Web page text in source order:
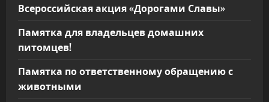
Всероссийская акция «Дорогами Славы»
Памятка для владельцев домашних
питомцев!
Памятка по ответственному обращению с
животными